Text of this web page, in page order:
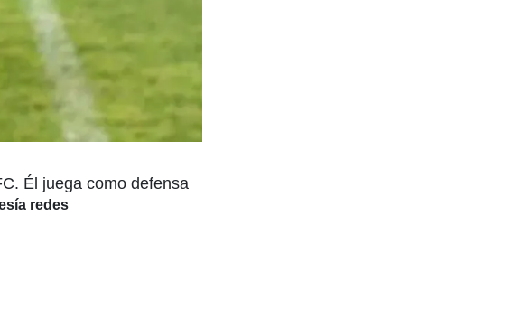
Él juega como defensa
redes